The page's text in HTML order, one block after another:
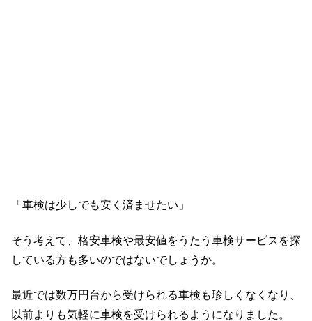
「車検は少しでも安く済ませたい」
そう考えて、格安車検や最安値をうたう車検サービスを探
している方も多いのではないでしょうか。
最近では数万円台から受けられる車検も珍しくなくなり、
以前よりも気軽に車検を受けられるようになりました。